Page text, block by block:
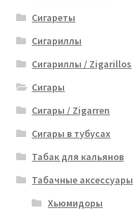
Сигареты
Сигариллы
Сигариллы / Zigarillos
Сигары
Сигары / Zigarren
Сигары в тубусах
Табак для кальянов
Табачные аксессуары
Хьюмидоры